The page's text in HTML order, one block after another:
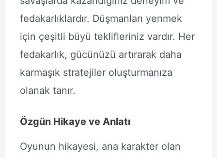
fedakarlıklardır. Düşmanları yenmek
için çeşitli büyü teklifleriniz vardır. Her
fedakarlık, gücünüzü artırarak daha
karmaşık stratejiler oluşturmanıza
olanak tanır.
Özgün Hikaye ve Anlatı
Oyunun hikayesi, ana karakter olan